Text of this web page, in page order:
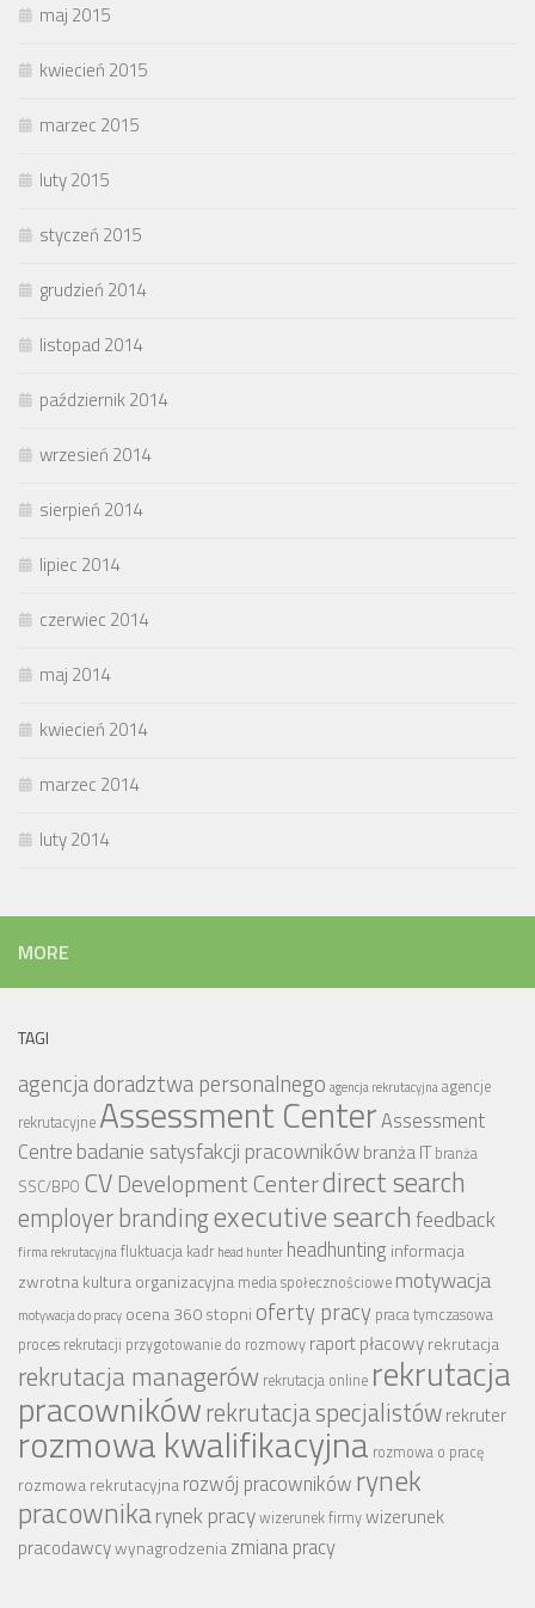
maj 2015
kwiecień 2015
marzec 2015
luty 2015
styczeń 2015
grudzień 2014
listopad 2014
październik 2014
wrzesień 2014
sierpień 2014
lipiec 2014
czerwiec 2014
maj 2014
kwiecień 2014
marzec 2014
luty 2014
MORE
TAGI
agencja doradztwa personalnego agencja rekrutacyjnaagencje
rekrutacyjne Assessment CenterAssessment
Centre badanie satysfakcji pracownikówbranża IT branża
SSC/BPO CV Development Centerdirect search
employer brandingexecutive searchfeedback
firma rekrutacyjnafluktuacja kadr head hunter headhunting informacja
zwrotnakultura organizacyjna media społecznościowe motywacja
motywacja do pracy ocena 360 stopni oferty pracy praca tymczasowa
proces rekrutacji przygotowanie do rozmowy raport płacowyrekrutacja
rekrutacja managerów rekrutacja online rekrutacja
pracownikówrekrutacja specjalistówrekruter
rozmowa kwalifikacyjna rozmowa o pracę
rozmowa rekrutacyjnarozwój pracowników rynek
pracownikarynek pracywizerunek firmywizerunek
pracodawcywynagrodzeniazmiana pracy